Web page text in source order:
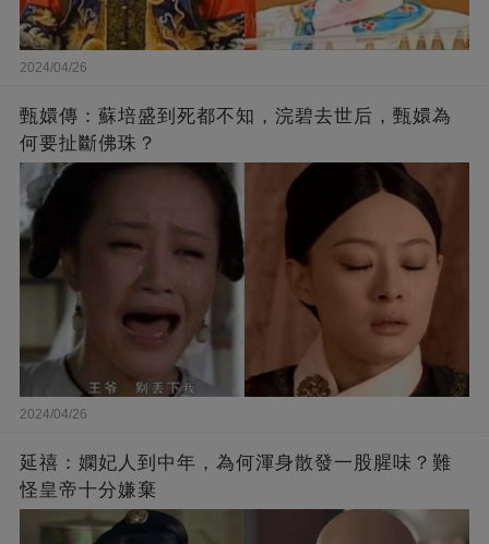
2024/04/26
甄嬛傳：蘇培盛到死都不知，浣碧去世后，甄嬛為
何要扯斷佛珠？
2024/04/26
延禧：嫻妃人到中年，為何渾身散發一股腥味？難
怪皇帝十分嫌棄